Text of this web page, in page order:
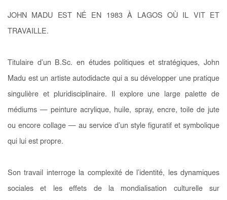
JOHN MADU EST NÉ EN 1983 À LAGOS OÙ IL VIT ET
TRAVAILLE.
Titulaire d’un B.Sc. en études politiques et stratégiques, John
Madu est un artiste autodidacte qui a su développer une pratique
singulière et pluridisciplinaire. Il explore une large palette de
médiums — peinture acrylique, huile, spray, encre, toile de jute
ou encore collage — au service d’un style figuratif et symbolique
qui lui est propre.
Son travail interroge la complexité de l’identité, les dynamiques
sociales et les effets de la mondialisation culturelle sur